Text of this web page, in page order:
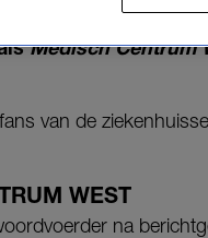
zaten
Medisch Centrum
van de
WEST
na